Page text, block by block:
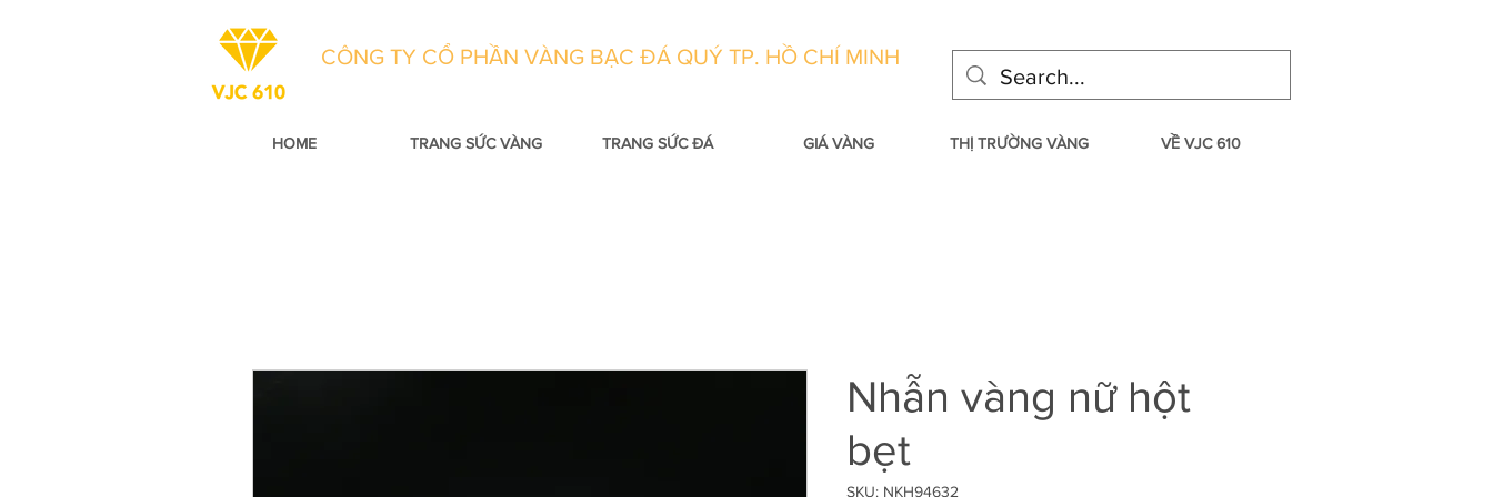
CÔNG TY CỔ PHẦN VÀNG BẠC ĐÁ QUÝ TP. HỒ CHÍ MINH
HOME TRANG SỨC VÀNG TRANG SỨC ĐÁ GIÁ VÀNG THỊ TRƯỜNG VÀNG VỀ VJC 610
Nhẫn vàng nữ hột
bẹt
SKU: NKH94632